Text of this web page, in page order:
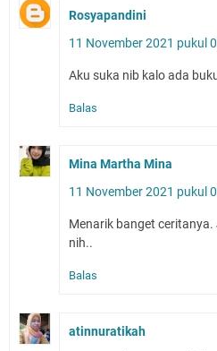
Rosyapandini
11 November 2021 pukul
Aku suka nib kalo ada
Balas
Mina Martha Mina
11 November 2021 pukul
Menarik banget
nih..
Balas
atinnuratikah